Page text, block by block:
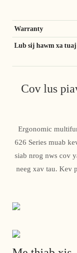
Warranty
Lub sij hawm xa tuaj
Cov lus
Ergonomic
626 Series muab
siab nrog nws cov
neeg xav tau. Kev